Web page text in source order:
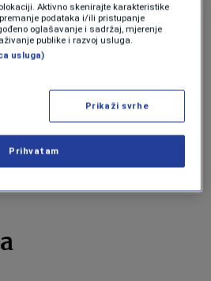
Kina i neke druge zemlje
alate OpenAI-ja za
na recesiju
Aktivno skenirajte karakteristike
podataka i/ili pristupanje
oglašavanje i sadržaj, mjerenje
publike i razvoj usluga.
usluga)
Prikaži svrhe
Prihvatam